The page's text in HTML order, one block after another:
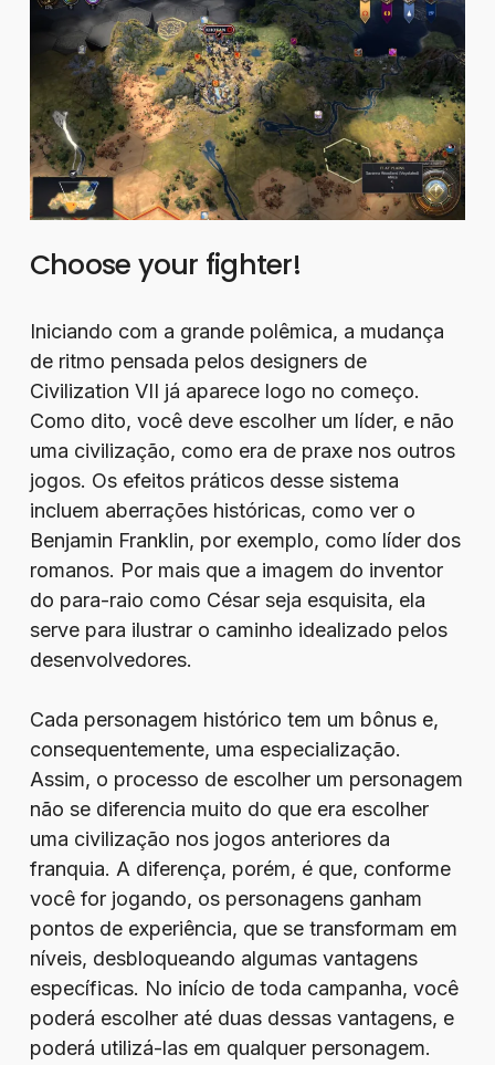
Choose your fighter!
Iniciando com a grande polêmica, a mudança
de ritmo pensada pelos designers de
Civilization VII já aparece logo no começo.
Como dito, você deve escolher um líder, e não
uma civilização, como era de praxe nos outros
jogos. Os efeitos práticos desse sistema
incluem aberrações históricas, como ver o
Benjamin Franklin, por exemplo, como líder dos
romanos. Por mais que a imagem do inventor
do para-raio como César seja esquisita, ela
serve para ilustrar o caminho idealizado pelos
desenvolvedores.
Cada personagem histórico tem um bônus e,
consequentemente, uma especialização.
Assim, o processo de escolher um personagem
não se diferencia muito do que era escolher
uma civilização nos jogos anteriores da
franquia. A diferença, porém, é que, conforme
você for jogando, os personagens ganham
pontos de experiência, que se transformam em
níveis, desbloqueando algumas vantagens
específicas. No início de toda campanha, você
poderá escolher até duas dessas vantagens, e
poderá utilizá-las em qualquer personagem.